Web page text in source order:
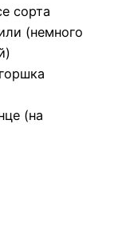
сорта
(немного
(на